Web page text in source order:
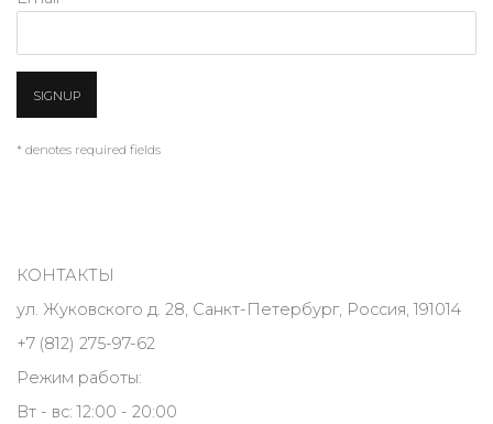
SIGNUP
* denotes required fields
КОНТАКТЫ
ул. Жуковского д. 28, Санкт-Петербург, Россия, 191014
+7 (812) 275-97-62
Режим работы:
Вт - вс: 12:00 - 20:00